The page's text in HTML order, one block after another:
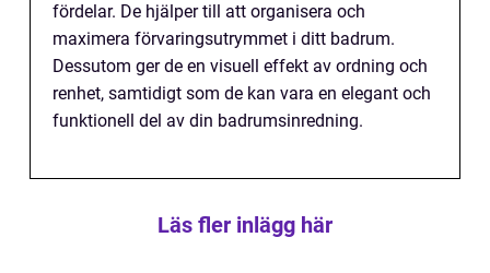
fördelar. De hjälper till att organisera och
maximera förvaringsutrymmet i ditt badrum.
Dessutom ger de en visuell effekt av ordning och
renhet, samtidigt som de kan vara en elegant och
funktionell del av din badrumsinredning.
Läs fler inlägg här